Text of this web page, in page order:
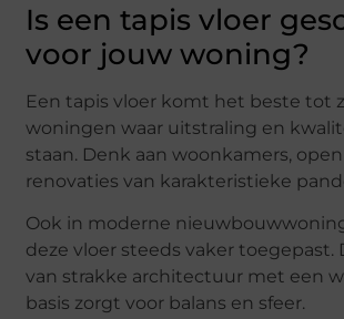
Is een tapis vloer
voor jouw woning?
Een tapis vloer komt het beste tot
woningen waar uitstraling en
staan. Denk aan woonkamers,
renovaties van karakteristieke
Ook in moderne
deze vloer steeds vaker toegepast.
van strakke architectuur met een
basis zorgt voor balans en sfeer.